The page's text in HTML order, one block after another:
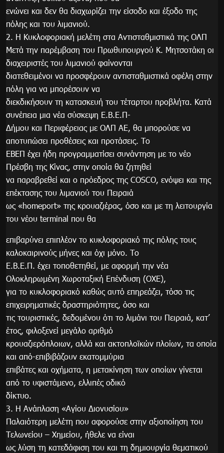
ενώνει και δεν θα διαχωρίζει την είσοδο και έξοδο της
πόλης και του λιμανιού.
2. Η Κυκλοφοριακή μελέτη στα Αντισταθμιστικά της ΟΛΠ
Μετά την παρέμβαση του Πρωθυπουργού Κ. Μητσοτάκη οι
διαχειριστές του λιμανιού φαίνονται
διατεθειμένοι να προσφέρουν αντισταθμιστικά οφέλη στην
πόλη για να μπορέσουν να
διεκδικήσουν τη κατασκευή του τέταρτου προβλήτα. Κατά
συνέπεια μια νέα σύσκεψη Ε.Β.Ε.Π-
Δήμου και Περιφέρειας με ΟΛΠ ΑΕ, θα μπορούσε να
αποτυπώσει προθέσεις και προτάσεις. Το
ΕΒΕΠ έχει ήδη προγραμματίσει συνάντηση με το νέο
Πρέσβη της Κίνας, στην οποία θα ζητηθεί
να παραβρεθεί και ο πρόεδρος της COSCO, ενόψει και της
επέκτασης του λιμανιού του Πειραιά
ως «homeport» της κρουαζιέρας, όσο και με τη λειτουργία
του νέου terminal που θα
επιβαρύνει επιπλέον το κυκλοφοριακό της πόλης τους
καλοκαιρινούς μήνες και όχι μόνο. Το
Ε.Β.Ε.Π. έχει τοποθετηθεί, με αφορμή την νέα
Ολοκληρωμένη Χωροταξική Επένδυση (ΟΧΕ),
για το κυκλοφοριακό καθώς αυτό επηρεάζει, τόσο τις
επιχειρηματικές δραστηριότητες, όσο και
τις τουριστικές, δεδομένου ότι το λιμάνι του Πειραιά, κατ’
έτος, φιλοξενεί μεγάλο αριθμό
κρουαζιερόπλοιων, αλλά και ακτοπλοϊκών πλοίων, τα οποία
και από-επιβιβάζουν εκατομμύρια
επιβάτες και οχήματα, η μετακίνηση των οποίων γίνεται
από το υφιστάμενο, ελλιπές οδικό
δίκτυο.
3. Η Ανάπλαση «Αγίου Διονυσίου»
Παλαιότερη μελέτη που αφορούσε στην αξιοποίηση του
Τελωνείου – Χημείου, ήθελε να είναι
ως λύση τη κατεδάφιση του και τη δημιουργία θεματικού